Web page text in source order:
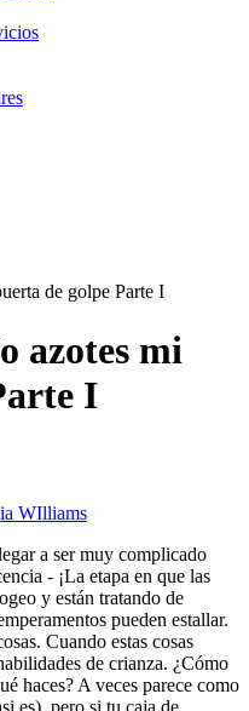
de golpe Parte I
azotes mi
I
WIlliams
a ser muy complicado
- ¡La etapa en que las
y están tratando de
pueden estallar.
Cuando estas cosas
de crianza. ¿Cómo
haces? A veces parece como
es), pero si tu caja de